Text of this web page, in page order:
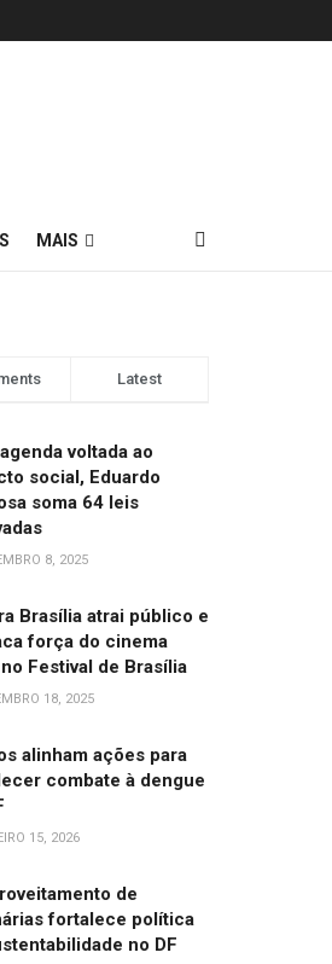
MAIS
Latest
voltada ao
social, Eduardo
soma 64 leis
8, 2025
Brasília atrai público e
força do cinema
Festival de Brasília
18, 2025
alinham ações para
combate à dengue
15, 2026
de
fortalece política
no DF